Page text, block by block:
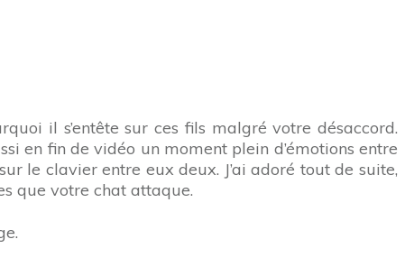
il s’entête sur ces fils malgré votre désaccord.
en fin de vidéo un moment plein d’émotions entre
le clavier entre eux deux. J’ai adoré tout de suite,
que votre chat attaque.